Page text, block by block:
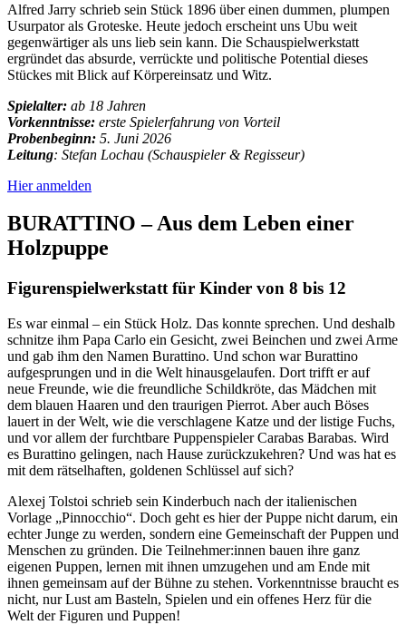
Alfred Jarry schrieb sein Stück 1896 über einen dummen, plumpen
Usurpator als Groteske. Heute jedoch erscheint uns Ubu weit
gegenwärtiger als uns lieb sein kann. Die Schauspielwerkstatt
ergründet das absurde, verrückte und politische Potential dieses
Stückes mit Blick auf Körpereinsatz und Witz.
Spielalter: ab 18 Jahren
Vorkenntnisse: erste Spielerfahrung von Vorteil
Probenbeginn: 5. Juni 2026
Leitung: Stefan Lochau (Schauspieler & Regisseur)
Hier anmelden
BURATTINO – Aus dem Leben einer
Holzpuppe
Figurenspielwerkstatt für Kinder von 8 bis 12
Es war einmal – ein Stück Holz. Das konnte sprechen. Und deshalb
schnitze ihm Papa Carlo ein Gesicht, zwei Beinchen und zwei Arme
und gab ihm den Namen Burattino. Und schon war Burattino
aufgesprungen und in die Welt hinausgelaufen. Dort trifft er auf
neue Freunde, wie die freundliche Schildkröte, das Mädchen mit
dem blauen Haaren und den traurigen Pierrot. Aber auch Böses
lauert in der Welt, wie die verschlagene Katze und der listige Fuchs,
und vor allem der furchtbare Puppenspieler Carabas Barabas. Wird
es Burattino gelingen, nach Hause zurückzukehren? Und was hat es
mit dem rätselhaften, goldenen Schlüssel auf sich?
Alexej Tolstoi schrieb sein Kinderbuch nach der italienischen
Vorlage „Pinnocchio“. Doch geht es hier der Puppe nicht darum, ein
echter Junge zu werden, sondern eine Gemeinschaft der Puppen und
Menschen zu gründen. Die Teilnehmer:innen bauen ihre ganz
eigenen Puppen, lernen mit ihnen umzugehen und am Ende mit
ihnen gemeinsam auf der Bühne zu stehen. Vorkenntnisse braucht es
nicht, nur Lust am Basteln, Spielen und ein offenes Herz für die
Welt der Figuren und Puppen!